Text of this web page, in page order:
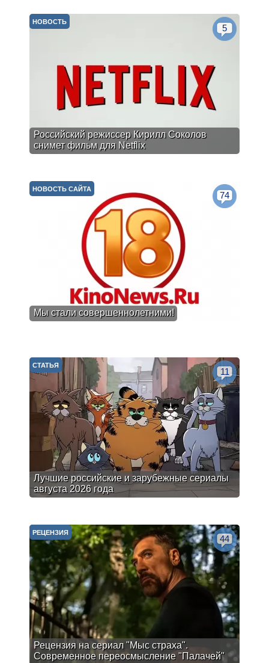
Российский режиссер Кирилл Соколов
снимет фильм для Netflix
НОВОСТЬ
5
Мы стали совершеннолетними!
НОВОСТЬ САЙТА
74
Лучшие российские и зарубежные сериалы
августа 2026 года
СТАТЬЯ
11
Рецензия на сериал "Мыс страха".
Современное переосмысление "Палачей"
РЕЦЕНЗИЯ
44